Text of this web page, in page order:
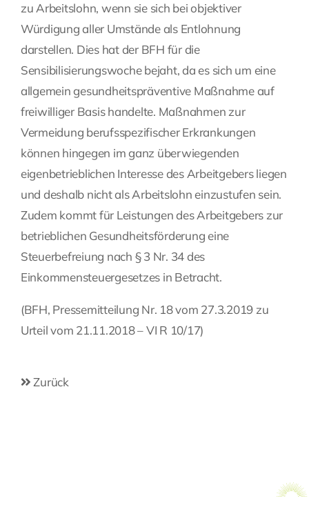
zu Arbeitslohn, wenn sie sich bei objektiver
Würdigung aller Umstände als Entlohnung
darstellen. Dies hat der BFH für die
Sensibilisierungswoche bejaht, da es sich um eine
allgemein gesundheitspräventive Maßnahme auf
freiwilliger Basis handelte. Maßnahmen zur
Vermeidung berufsspezifischer Erkrankungen
können hingegen im ganz überwiegenden
eigenbetrieblichen Interesse des Arbeitgebers liegen
und deshalb nicht als Arbeitslohn einzustufen sein.
Zudem kommt für Leistungen des Arbeitgebers zur
betrieblichen Gesundheitsförderung eine
Steuerbefreiung nach § 3 Nr. 34 des
Einkommensteuergesetzes in Betracht.
(BFH, Pressemitteilung Nr. 18 vom 27.3.2019 zu
Urteil vom 21.11.2018 – VI R 10/17)
Zurück